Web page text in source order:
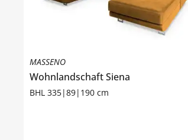
MASSENO
WohnlandschaftSiena
BHL 335|89|190 cm